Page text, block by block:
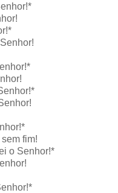
fim!
o Senhor!*